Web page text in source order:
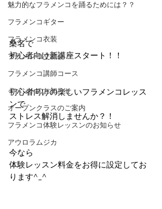
魅力的なフラメンコを踊るためには？？
フラメンコギター
フラメンコ衣装
フラメンコ交流会
フラメンコ講師コース
イベントのお知らせ
オープンクラスのご案内
フラメンコ体験レッスンのお知らせ
アウロラムジカ
桑名で
初心者向け新講座スタート！！
初心者向けの楽しいフラメンコレッス
ンで
ストレス解消しませんか？！
今なら
体験レッスン料金をお得に設定してお
ります^_^